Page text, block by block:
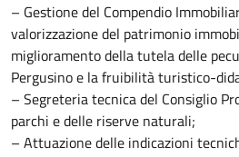
– Gestione del Compendio
valorizzazione del patrimonio
miglioramento della tutela delle
Pergusino e la fruibilità turistico-
– Segreteria tecnica del Consiglio
parchi e delle riserve naturali;
– Attuazione delle indicazioni